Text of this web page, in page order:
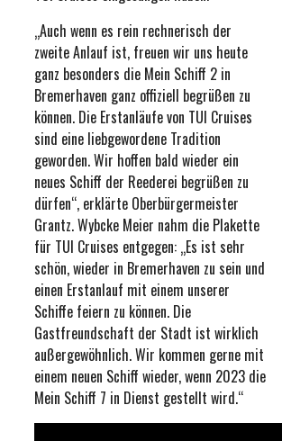
„Auch wenn es rein rechnerisch der
zweite Anlauf ist, freuen wir uns heute
ganz besonders die Mein Schiff 2 in
Bremerhaven ganz offiziell begrüßen zu
können. Die Erstanläufe von TUI Cruises
sind eine liebgewordene Tradition
geworden. Wir hoffen bald wieder ein
neues Schiff der Reederei begrüßen zu
dürfen“, erklärte Oberbürgermeister
Grantz. Wybcke Meier nahm die Plakette
für TUI Cruises entgegen: „Es ist sehr
schön, wieder in Bremerhaven zu sein und
einen Erstanlauf mit einem unserer
Schiffe feiern zu können. Die
Gastfreundschaft der Stadt ist wirklich
außergewöhnlich. Wir kommen gerne mit
einem neuen Schiff wieder, wenn 2023 die
Mein Schiff 7 in Dienst gestellt wird.“